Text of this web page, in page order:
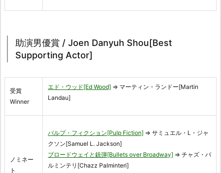
助演男優賞 / Joen Danyuh Shou[Best
Supporting Actor]
受賞
Winner
エド・ウッド[Ed Wood] ⇒ マーティン・ランドー[Martin
Landau]
ノミネー
ト
パルプ・フィクション[Pulp Fiction] ⇒ サミュエル・L・ジャ
クソン[Samuel L. Jackson]
ブロードウェイと銃弾[Bullets over Broadway] ⇒ チャズ・パ
ルミンテリ[Chazz Palminteri]